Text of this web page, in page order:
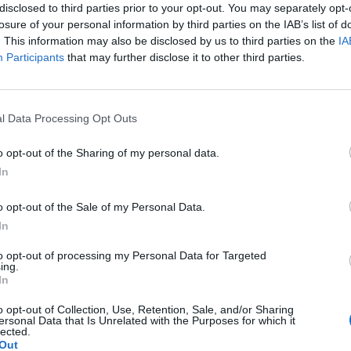
to third parties prior to your opt-out. You may separately
of your personal information by third parties on the IAB’s list of
This information may also be disclosed by us to third parties on the
Participants that may further disclose it to other third parties.
Data Processing Opt Outs
opt-out of the Sharing of my personal data.
opt-out of the Sale of my Personal Data.
opt-out of processing my Personal Data for Targeted
opt-out of Collection, Use, Retention, Sale, and/or Sharing
Data that Is Unrelated with the Purposes for which it
«No, questi sono i momenti migliori
risposto scherzando. Poi, riferendosi
costituente, ha commentato che
tra un'epoca grigia e un'epoca
libertà e ai diritti. Per questo, oggi è
tristezza e di memoria. Non avevo
il presidente Colombo - ha spiegato -
che sono stato al Senato, ho sviluppato
di grande gentilezza. Ricordo, ad
in cui mi sono occupato dei
mi ha sempre incoraggiato,
in Senato, mi sorrideva e poi
carezza sul viso, un po' come un
Questo gesto lo porto nel cuore e il
Quanto alla giunta, il primo
ultimando la squadra cercando di
caselle vuote, vale a dire
al bilancio e quello ai trasporti, ma
Rudy Giuliani a Come States?
americana